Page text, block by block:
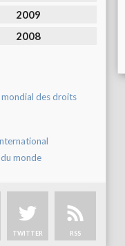
2009
2008
des droits
monde
TWITTER RSS